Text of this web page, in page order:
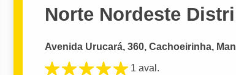
Norte Nordeste
Avenida Urucará, 360, Cachoeirinha,
1 aval.